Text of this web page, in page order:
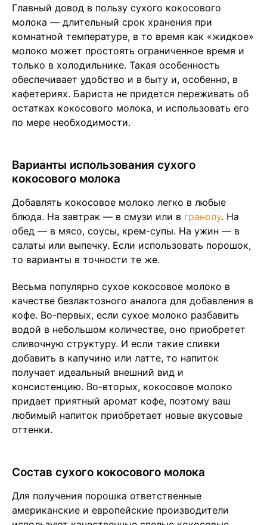
Главный довод в пользу сухого кокосового
молока — длительный срок хранения при
комнатной температуре, в то время как «жидкое»
молоко может простоять ограниченное время и
только в холодильнике. Такая особенность
обеспечивает удобство и в быту и, особенно, в
кафетериях. Бариста не придется переживать об
остатках кокосового молока, и использовать его
по мере необходимости.
Варианты использования сухого
кокосового молока
Добавлять кокосовое молоко легко в любые
блюда. На завтрак — в смузи или в гранолу. На
обед — в мясо, соусы, крем-супы. На ужин — в
салаты или выпечку. Если использовать порошок,
то варианты в точности те же.
Весьма популярно сухое кокосовое молоко в
качестве безлактозного аналога для добавления в
кофе. Во-первых, если сухое молоко разбавить
водой в небольшом количестве, оно приобретет
сливочную структуру. И если такие сливки
добавить в капучино или латте, то напиток
получает идеальный внешний вид и
консистенцию. Во-вторых, кокосовое молоко
придает приятный аромат кофе, поэтому ваш
любимый напиток приобретает новые вкусовые
оттенки.
Состав сухого кокосового молока
Для получения порошка ответственные
американские и европейские производители